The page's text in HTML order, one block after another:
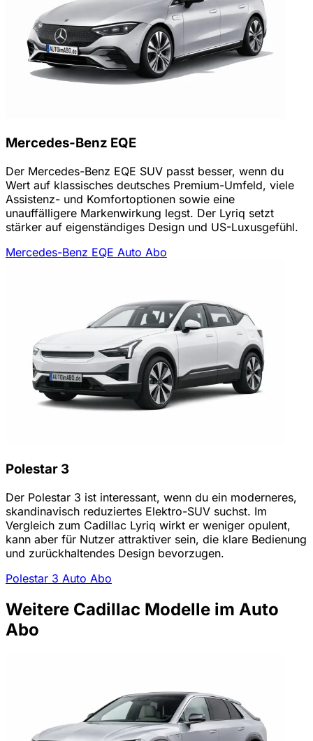
Mercedes-Benz EQE
Der Mercedes-Benz EQE SUV passt besser, wenn du
Wert auf klassisches deutsches Premium-Umfeld, viele
Assistenz- und Komfortoptionen sowie eine
unauffälligere Markenwirkung legst. Der Lyriq setzt
stärker auf eigenständiges Design und US-Luxusgefühl.
Mercedes-Benz EQE Auto Abo
Polestar 3
Der Polestar 3 ist interessant, wenn du ein moderneres,
skandinavisch reduziertes Elektro-SUV suchst. Im
Vergleich zum Cadillac Lyriq wirkt er weniger opulent,
kann aber für Nutzer attraktiver sein, die klare Bedienung
und zurückhaltendes Design bevorzugen.
Polestar 3 Auto Abo
Weitere Cadillac Modelle im Auto
Abo